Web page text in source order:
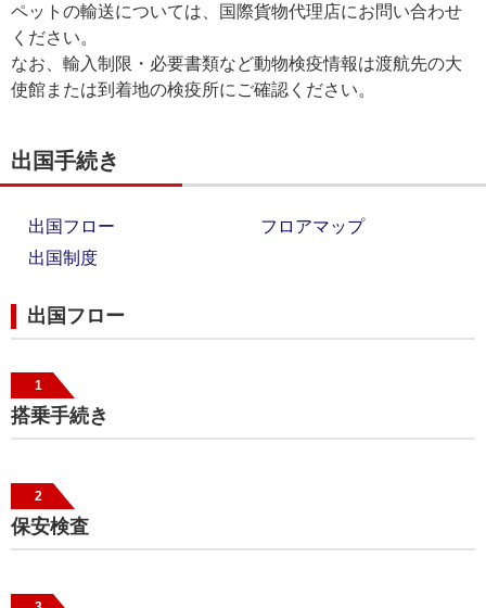
ペットの輸送については、国際貨物代理店にお問い合わせ
ください。
なお、輸入制限・必要書類など動物検疫情報は渡航先の大
使館または到着地の検疫所にご確認ください。
出国手続き
出国フロー
フロアマップ
出国制度
出国フロー
1
搭乗手続き
2
保安検査